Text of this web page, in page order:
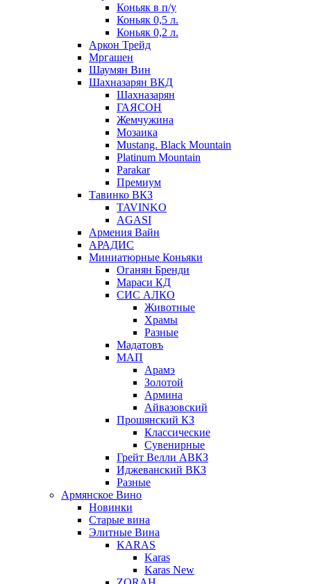
Коньяк в п/у
Коньяк 0,5 л.
Коньяк 0,2 л.
Аркон Трейд
Мргашен
Шаумян Вин
Шахназарян ВКД
Шахназарян
ГАЯСОН
Жемчужина
Мозаика
Mustang. Black Mountain
Platinum Mountain
Parakar
Премиум
Тавинко ВКЗ
TAVINKO
AGASI
Армения Вайн
АРАДИС
Миниатюрные Коньяки
Оганян Бренди
Мараси КД
СИС АЛКО
Животные
Храмы
Разные
Мадатовъ
МАП
Арамэ
Золотой
Армина
Айвазовский
Прошянский КЗ
Классические
Сувенирные
Грейт Велли АВКЗ
Иджеванский ВКЗ
Разные
Армянское Вино
Новинки
Старые вина
Элитные Вина
KARAS
Karas
Karas New